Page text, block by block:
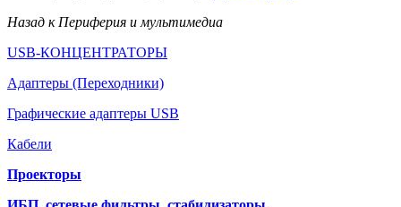
Назад к Периферия и мультимедиа
USB-КОНЦЕНТРАТОРЫ
Адаптеры (Переходники)
Графические адаптеры USB
Кабели
Проекторы